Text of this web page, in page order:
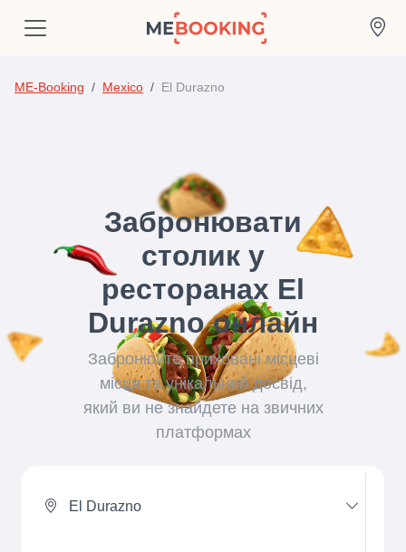
ME-Booking Mexico El Durazno
Забронювати
столик у
ресторанах El
Durazno онлайн
Забронюйте приховані місцеві
місця та унікальний досвід,
який ви не знайдете на звичних
платформах
El Durazno